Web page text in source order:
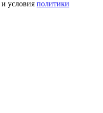
и условия политики